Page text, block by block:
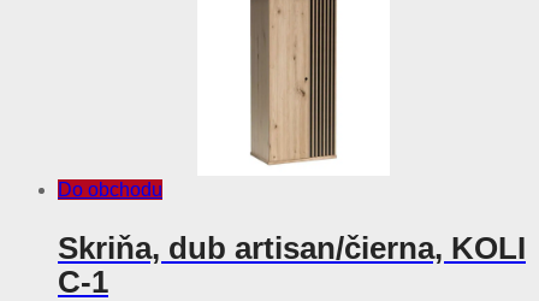
Do obchodu
Skriňa, dub artisan/čierna, KOLI
C-1